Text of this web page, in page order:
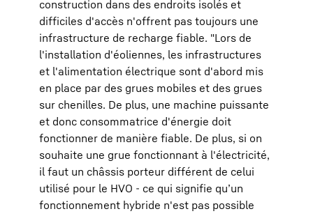
construction dans des endroits isolés et
difficiles d'accès n'offrent pas toujours une
infrastructure de recharge fiable. "Lors de
l'installation d'éoliennes, les infrastructures
et l'alimentation électrique sont d'abord mis
en place par des grues mobiles et des grues
sur chenilles. De plus, une machine puissante
et donc consommatrice d'énergie doit
fonctionner de manière fiable. De plus, si on
souhaite une grue fonctionnant à l'électricité,
il faut un châssis porteur différent de celui
utilisé pour le HVO - ce qui signifie qu’un
fonctionnement hybride n'est pas possible